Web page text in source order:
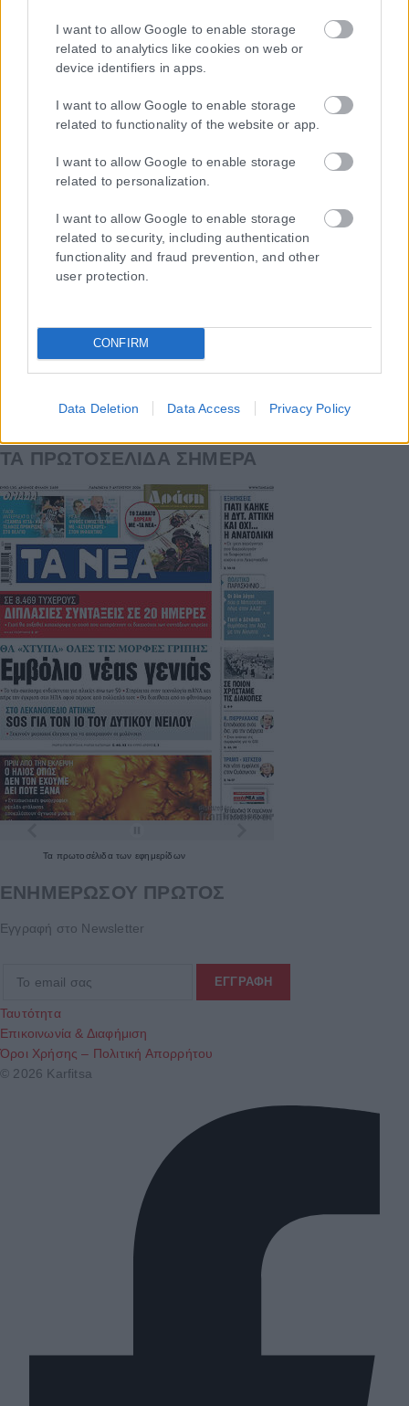
I want to allow Google to enable storage
related to analytics like cookies on web or
device identifiers in apps.
I want to allow Google to enable storage
related to functionality of the website or app.
I want to allow Google to enable storage
related to personalization.
I want to allow Google to enable storage
related to security, including authentication
functionality and fraud prevention, and other
user protection.
CONFIRM
Data Deletion Data Access Privacy Policy
Η εταιρεία με την επωνυμία “POLITICAL MEDIA GROUP A.E.” και κατ’
επέκταση η ιστοσελίδα που κατέχει αυτή “www.karfitsa.gr”
αντιμετώπιση του παράνομου περιεχομένου στο διαδίκτυο (L 63).
Μοναδικός αριθμός Μ.Η.Τ. 262048
ΤΑ ΠΡΩΤΟΣΕΛΙΔΑ ΣΗΜΕΡΑ
Τα πρωτοσέλιδατων εφημερίδων
ΕΝΗΜΕΡΩΣΟΥ ΠΡΩΤΟΣ
Εγγραφή στο Newsletter
Ταυτότητα
Επικοινωνία & Διαφήμιση
Όροι Χρήσης – Πολιτική Απορρήτου
© 2026 Karfitsa